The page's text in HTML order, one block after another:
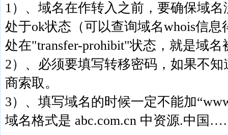
1）、域名在作转入之前，要确保域
处于ok状态（可以查询域名whois信
处在"transfer-prohibit"状态，就是域名
2）、必须要填写转移密码，如果不
商索取。
3）、填写域名的时候一定不能加
域名格式是 abc.com.cn 中资源.中